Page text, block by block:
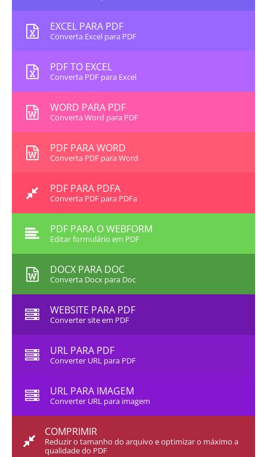
EXCEL PARA PDF
Converta Excel para PDF
PDF TO EXCEL
Converta PDF para Excel
WORD PARA PDF
Converta Word para PDF
PDF PARA WORD
Converta PDF para Word
PDF PARA PDFA
Converta PDF para PDFa
PDF PARA O WEBFORM
Editar formulário em PDF
DOCX PARA DOC
Converta Docx para Doc
WEBSITE PARA PDF
Converter site em PDF
URL PARA PDF
Converter URL para PDF
URL PARA IMAGEM
Converter URL para imagem
COMPRIMIR
Reduzir o tamanho do arquivo e optimizar o máximo a
qualidade do PDF